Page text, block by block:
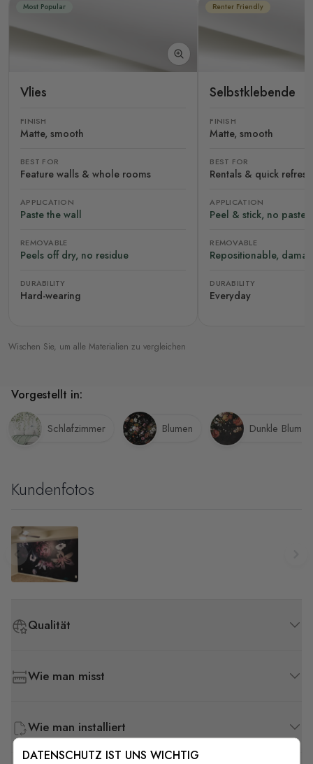
Most Popular
Vlies
FINISH
Matte, smooth
BEST FOR
Feature walls & whole rooms
APPLICATION
Paste the wall
REMOVABLE
Peels off dry, no residue
DURABILITY
Hard-wearing
Renter Friendly
Selbstklebende
FINISH
Matte, smooth
BEST FOR
Rentals & quick
APPLICATION
Peel & stick, no paste
REMOVABLE
Repositionable,
DURABILITY
Everyday
Wischen Sie, um alle Materialien zu vergleichen
Qualität
Wie man misst
Wie man installiert
Vorgestellt in:
Schlafzimmer Blumen Dunkle Blumen
Kundenfotos
DATENSCHUTZ IST UNS WICHTIG